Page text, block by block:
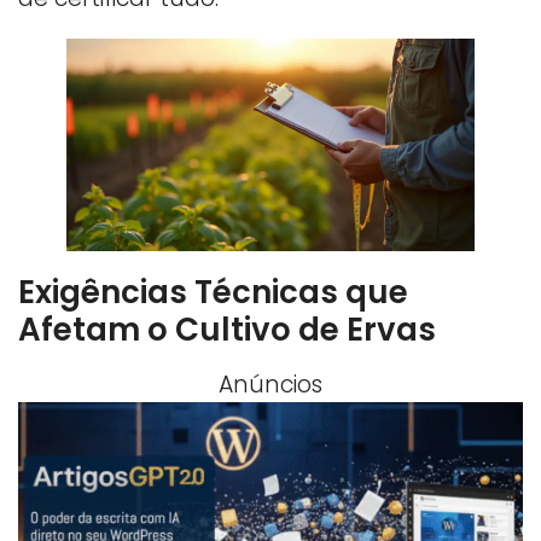
Exigências Técnicas que
Afetam o Cultivo de Ervas
Anúncios